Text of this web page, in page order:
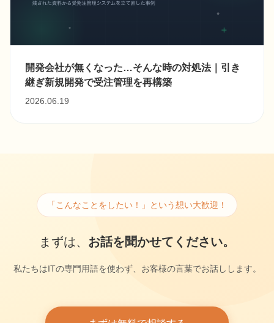
開発会社が無くなった…そんな時の対処法｜引き
継ぎ新規開発で受注管理を再構築
2026.06.19
「こんなことをしたい！」という想い大歓迎！
まずは、 お話を聞かせてください。
私たちはITの専門用語を使わず、お客様の言葉でお話しします。